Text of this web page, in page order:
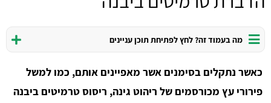
מה בעמוד זה? לחץ לפתיחת תוכן עניינים
כאשר נתקלים בסימנים אשר מאפיינים אותם, כמו למשל
פירורי עץ מכורסמים של ריהוט גינה, ריסוס טרמיטים ביבנה